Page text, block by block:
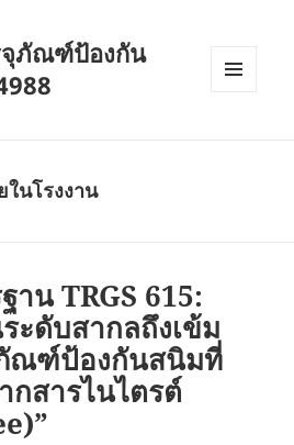
จุภัณฑ์ป้องกัน
นโรงงาน
าน TRGS 615:
ะดับสากลถึงเข้ม
ณฑ์ป้องกันสนิมที่
กสารไนไตรต์